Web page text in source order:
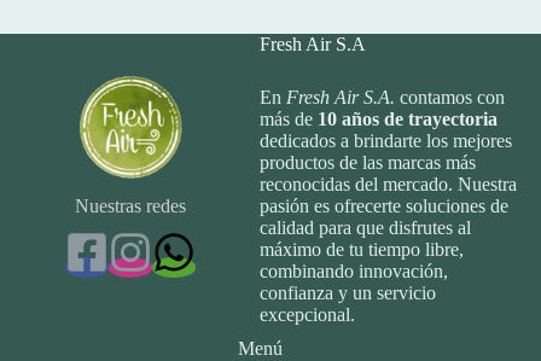
Nuestras redes
Fresh Air S.A
EnFresh Air S.A. contamos con
más de 10 años de trayectoria
dedicados a brindarte los mejores
productos de las marcas más
reconocidas del mercado. Nuestra
pasión es ofrecerte soluciones de
calidad para que disfrutes al
máximo de tu tiempo libre,
combinando innovación,
confianza y un servicio
excepcional.
Menú